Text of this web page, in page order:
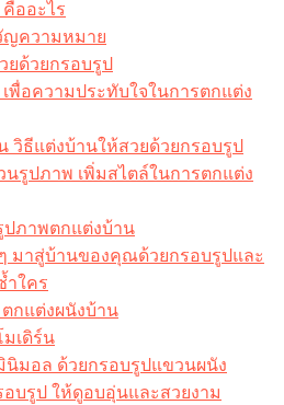
ออะไร​
ญความหมาย
ยด้วยกรอบรูป
พื่อความประทับใจในการตกแต่ง
วิธีแต่งบ้านให้สวยด้วยกรอบรูป
รูปภาพ เพิ่มสไตล์ในการตกแต่ง
ปภาพตกแต่งบ้าน
มาสู่บ้านของคุณด้วยกรอบรูปและ
ำใคร
กแต่งผนังบ้าน
เดิร์น
นิมอล ด้วยกรอบรูปแขวนผนัง
บรูป ให้ดูอบอุ่นและสวยงาม